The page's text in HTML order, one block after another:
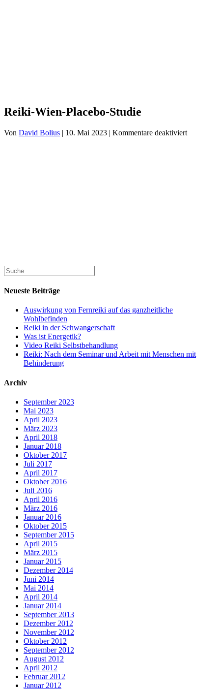
Reiki-Wien-Placebo-Studie
Von David Bolius | 10. Mai 2023 | Kommentare deaktiviertfür
Neueste Beiträge
Auswirkung von Fernreiki auf das ganzheitliche
Wohlbefinden
Reiki in der Schwangerschaft
Was ist Energetik?
Video Reiki Selbstbehandlung
Reiki: Nach dem Seminar und Arbeit mit Menschen mit
Behinderung
Archiv
September 2023
Mai 2023
April 2023
März 2023
April 2018
Januar 2018
Oktober 2017
Juli 2017
April 2017
Oktober 2016
Juli 2016
April 2016
März 2016
Januar 2016
Oktober 2015
September 2015
April 2015
März 2015
Januar 2015
Dezember 2014
Juni 2014
Mai 2014
April 2014
Januar 2014
September 2013
Dezember 2012
November 2012
Oktober 2012
September 2012
August 2012
April 2012
Februar 2012
Januar 2012